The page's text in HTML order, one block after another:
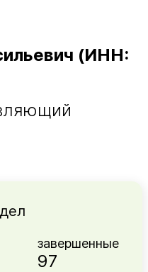
(ИНН:
дел
завершенные
97